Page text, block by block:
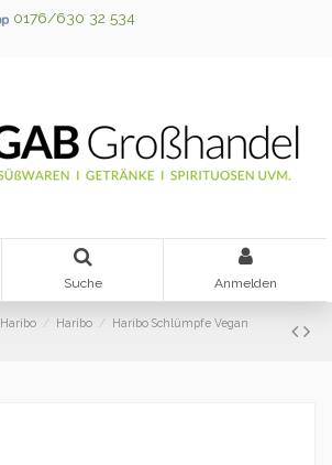
0176/630 32 534
Suche Anmelden
Haribo Haribo
Haribo Schlümpfe Vegan